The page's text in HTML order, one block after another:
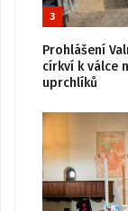
3
Prohlášení
církví k válce
uprchlíků